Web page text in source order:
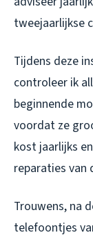
tweejaarlijkse
Tijdens deze
controleer ik
beginnende
voordat ze
kost jaarlijks
reparaties van
Trouwens, na
telefoontjes